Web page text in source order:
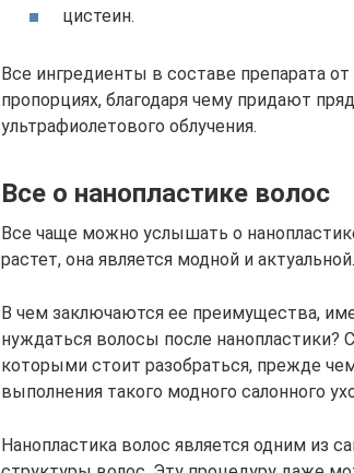
цистеин.
Все ингредиенты в составе препарата
пропорциях, благодаря чему придают
ультрафиолетового облучения.
Все о нанопластике волос
Все чаще можно услышать о
растет, она является модной и актуальной.
В чем заключаются ее преимущества,
нуждаться волосы после
которыми стоит разобраться, прежде
выполнения такого модного салонного
Нанопластика волос является одним из